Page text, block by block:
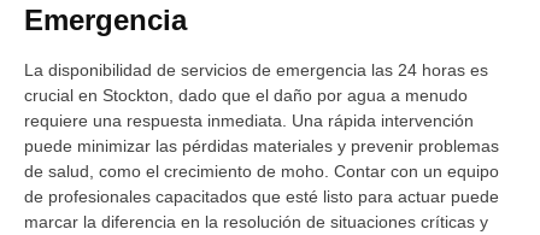
Emergencia
La disponibilidad de servicios de emergencia las 24 horas es
crucial en Stockton, dado que el daño por agua a menudo
requiere una respuesta inmediata. Una rápida intervención
puede minimizar las pérdidas materiales y prevenir problemas
de salud, como el crecimiento de moho. Contar con un equipo
de profesionales capacitados que esté listo para actuar puede
marcar la diferencia en la resolución de situaciones críticas y